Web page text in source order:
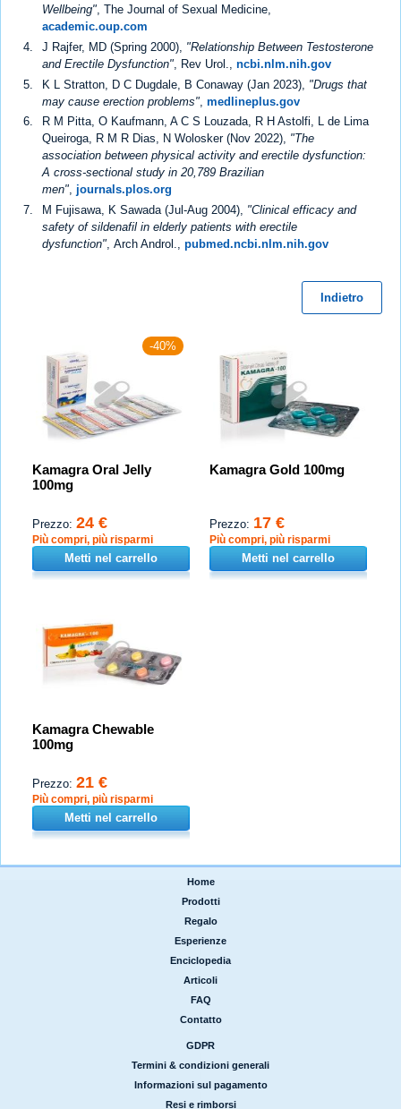
Wellbeing" , The Journal of Sexual Medicine,
academic.oup.com
J Rajfer, MD (Spring 2000), "Relationship Between Testosterone
and Erectile Dysfunction" , Rev Urol., ncbi.nlm.nih.gov
K L Stratton, D C Dugdale, B Conaway (Jan 2023), "Drugs that
may cause erection problems" medlineplus.gov
R M Pitta, O Kaufmann, A C S Louzada, R H Astolfi, L de Lima
Queiroga, R M R Dias, N Wolosker (Nov 2022), "The
association between physical activity and erectile dysfunction:
A cross-sectional study in 20,789 Brazilian
men", journals.plos.org
M Fujisawa, K Sawada (Jul-Aug 2004), "Clinical efficacy and
safety of sildenafil in elderly patients with erectile
dysfunction", Arch Androl., pubmed.ncbi.nlm.nih.gov
Indietro
-40%
Kamagra Oral Jelly
100mg
Prezzo: 24 €
Più compri, più risparmi
Metti nel carrello
Kamagra Gold 100mg
Prezzo: 17 €
Più compri, più risparmi
Metti nel carrello
Kamagra Chewable
100mg
Prezzo: 21 €
Più compri, più risparmi
Metti nel carrello
Home
Prodotti
Regalo
Esperienze
Enciclopedia
Articoli
FAQ
Contatto
GDPR
Termini & condizioni generali
Informazioni sul pagamento
Resi e rimborsi